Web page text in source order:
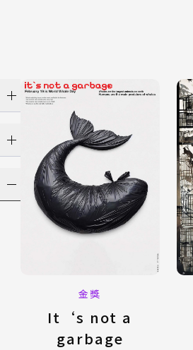
金獎
It‘s not a
garbage